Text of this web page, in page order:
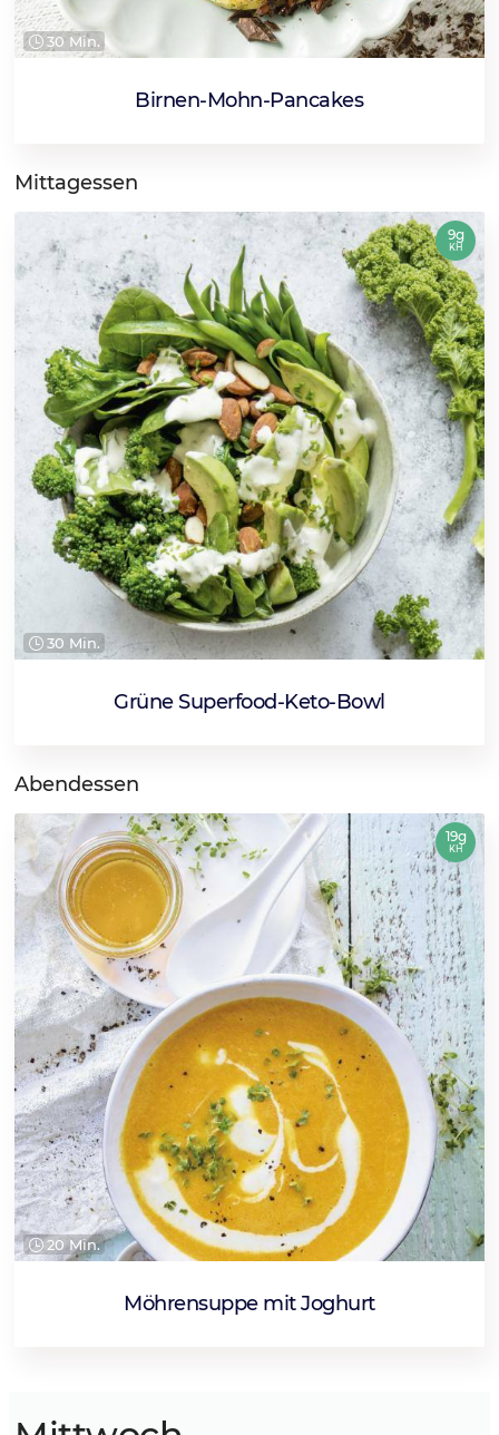
30 Min.
Birnen-Mohn-Pancakes
Mittagessen
30 Min.
Grüne Superfood-Keto-Bowl
9g
KH
Abendessen
20 Min.
Möhrensuppe mit Joghurt
19g
KH